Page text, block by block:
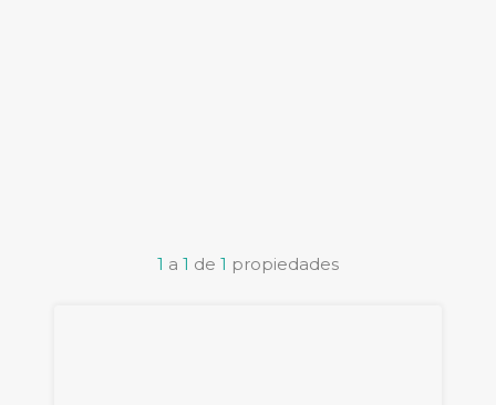
1 a 1 de 1 propiedades